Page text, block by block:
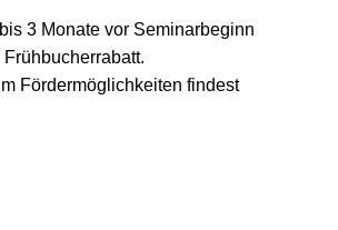
3 Monate vor Seminarbeginn
Fördermöglichkeiten findest